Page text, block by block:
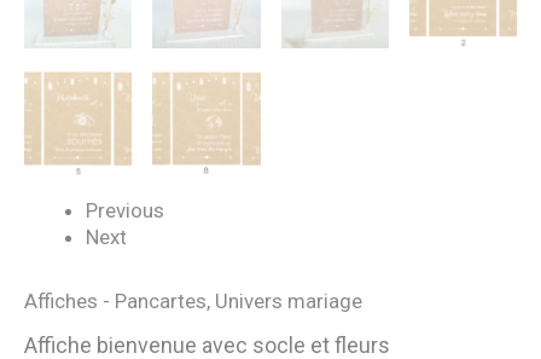
Previous
Next
Affiches - Pancartes, Univers mariage
Affiche bienvenue avec socle et fleurs